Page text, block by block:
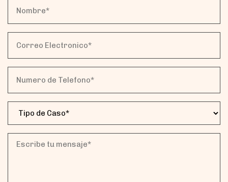
(Obligatorio)
Telefono*
(Obligatorio)
Tipo
de
Caso
Escribe